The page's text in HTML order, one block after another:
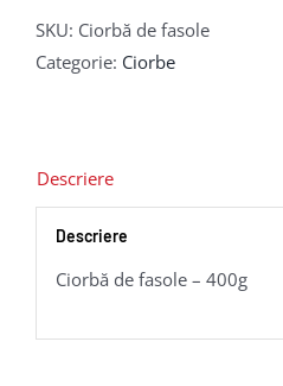
SKU: Ciorbă de fasole
Categorie: Ciorbe
Descriere
Descriere
Ciorbă de fasole – 400g